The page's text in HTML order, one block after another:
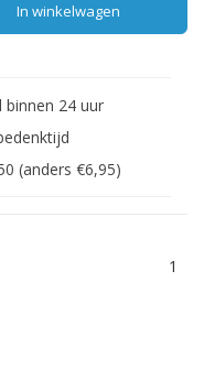
In winkelwagen
binnen 24 uur
(anders €6,95)
1